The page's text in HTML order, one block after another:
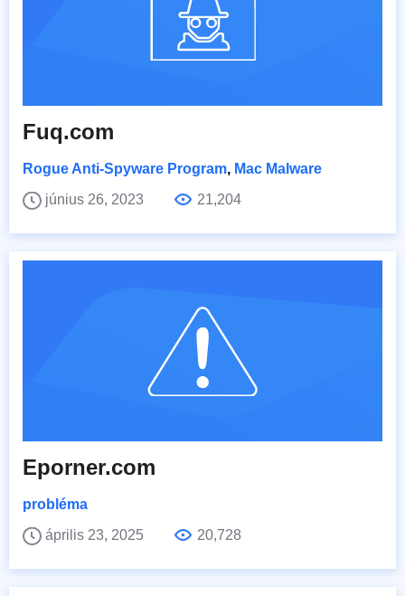
Fuq.com
Rogue Anti-Spyware Program, Mac Malware
június 26, 2023
21,204
Eporner.com
probléma
április 23, 2025
20,728